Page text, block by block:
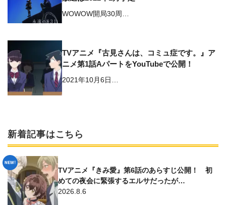
WOWOW開局30周…
TVアニメ『古見さんは、コミュ症です。』ア
ニメ第1話AパートをYouTubeで公開！
2021年10月6日…
新着記事はこちら
TVアニメ『きみ愛』第6話のあらすじ公開！ 初
めての夜会に緊張するエルサだったが…
2026.8.6